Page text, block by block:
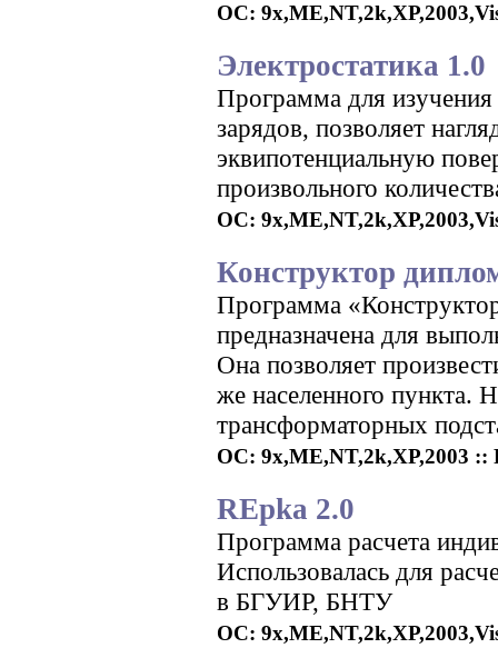
ОС:
Электростатика 1.0
Программа для изучения
зарядов, позволяет
эквипотенциальную
произвольного
ОС:
Конструктор
Программа
предназначена для
Она позволяет
же населенного пункта.
трансформаторных
ОС: 9x,ME,NT,2k,XP,2003 ::
REpka 2.0
Программа расчета
Использовалась для
в БГУИР, БНТУ
ОС: